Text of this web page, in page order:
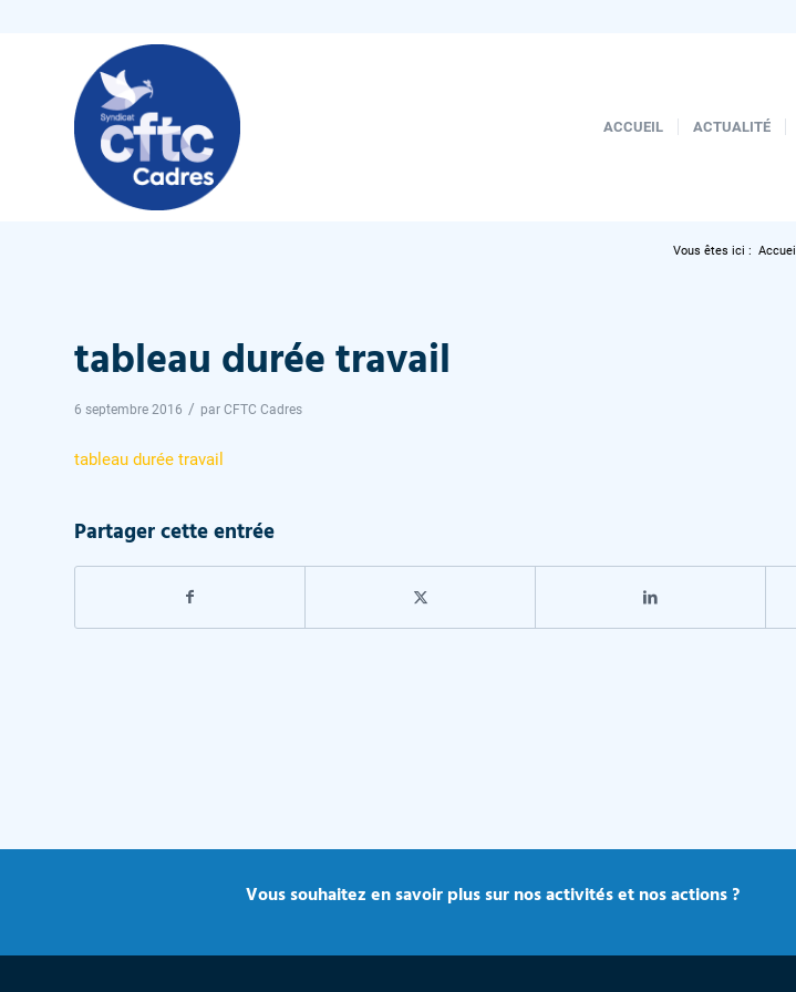
ACCUEIL ACTUALITÉ
Vous êtes ici : Accueil
tableau durée travail
6 septembre 2016 / par CFTC Cadres
tableau durée travail
Partager cette entrée
Vous souhaitez en savoir plus sur nos activités et nos actions ?